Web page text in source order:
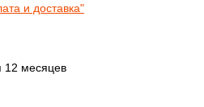
и доставка"
12 месяцев